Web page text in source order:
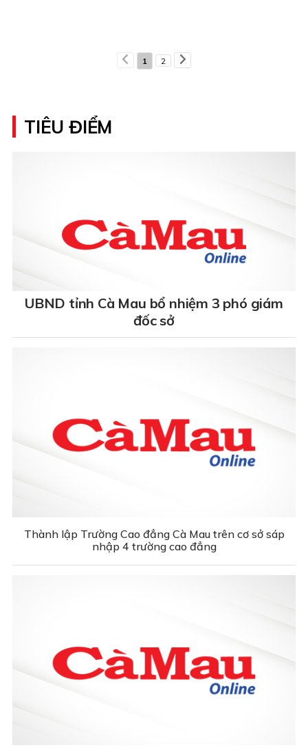
1 2
TIÊU ĐIỂM
UBND tỉnh Cà Mau bổ nhiệm 3 phó giám
đốc sở
Thành lập Trường Cao đẳng Cà Mau trên cơ sở sáp
nhập 4 trường cao đẳng